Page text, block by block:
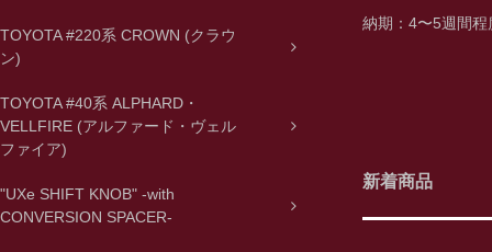
TOYOTA #220系 CROWN (クラウ
ン)
TOYOTA #40系 ALPHARD・
VELLFIRE (アルファード・ヴェル
ファイア)
"UXe SHIFT KNOB" -with
CONVERSION SPACER-
納期：4〜5週間程
新着商品